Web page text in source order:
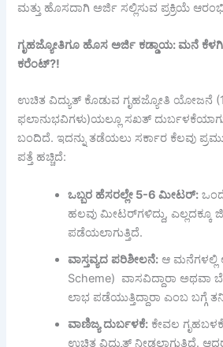
ಮತ್ತು ಹೊಸದಾಗಿ ಅರ್ಜಿ ಸಲ್ಲಿಸುವ ಪ್ರಕ್ರಿಯೆ
ಗೃಹಜ್ಯೋತಿಗೂ ಹೊಸ ಅರ್ಜಿ ಕಡ್ಡಾಯ: ಮನೆ
ಕರೆಂಟ್?!
ಉಚಿತ ವಿದ್ಯುತ್ ಕೊಡುವ ಗೃಹಜ್ಯೋತಿ ಯೋಜನೆ
ಫಲಾನುಭವಿಗಳು)ಯಲ್ಲೂ ಸಖತ್
ಬಂದಿದೆ. ಇದನ್ನು ತಡೆಯಲು ಸರ್ಕಾರ ಕೆಲವು
ಪತ್ತೆ ಹಚ್ಚಿದೆ:
ಒಬ್ಬರ ಹೆಸರಲ್ಲೇ 5-6ಮೀಟರ್:
ಹಲವು ಮೀಟರ್‌ಗಳಿದ್ದು,
ಪಡೆಯಲಾಗುತ್ತಿದೆ.
ವಾಸ್ತವ್ಯದ ಪರಿಶೀಲನೆ: ಆ ಮನೆಗಳಲ್ಲಿ
Scheme) ವಾಸವಿದ್ದಾರಾ ಅಥವಾ
ಲಾಭ ಪಡೆಯುತ್ತಿದ್ದಾರಾ ಎಂಬ ಬಗ್ಗೆ
ವಾಣಿಜ್ಯ ದುರ್ಬಳಕೆ: ಕೇವಲ
ಉಚಿತ ವಿದ್ಯುತ್ ನೀಡಲಾಗುತ್ತಿದೆ.